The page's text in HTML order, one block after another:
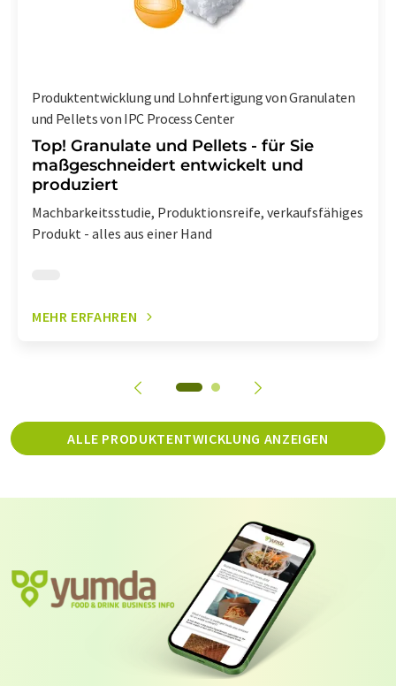
Produktentwicklung und Lohnfertigung von Granulaten
und Pellets von IPC Process Center
Top! Granulate und Pellets - für Sie
maßgeschneidert entwickelt und
produziert
Machbarkeitsstudie, Produktionsreife, verkaufsfähiges
Produkt - alles aus einer Hand
MEHR ERFAHREN
ALLE PRODUKTENTWICKLUNG ANZEIGEN